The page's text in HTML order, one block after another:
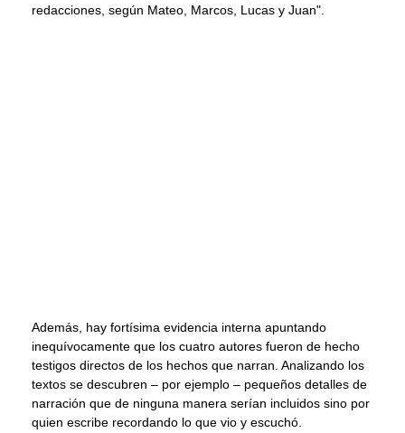
redacciones, según Mateo, Marcos, Lucas y Juan".
Además, hay fortísima evidencia interna apuntando
inequívocamente que los cuatro autores fueron de hecho
testigos directos de los hechos que narran. Analizando los
textos se descubren – por ejemplo – pequeños detalles de
narración que de ninguna manera serían incluidos sino por
quien escribe recordando lo que vio y escuchó.